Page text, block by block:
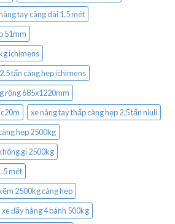
tay càng dài 1.5 mét
51mm
ichimens
tấn càng hẹp ichimens
rộng 685x1220mm
xe nâng tay thấp càng hẹp 2.5 tấn niuli
hẹp 2500kg
gỉ 2500kg
mét
2500kg càng hẹp
xe đẩy hàng 4 bánh 500kg